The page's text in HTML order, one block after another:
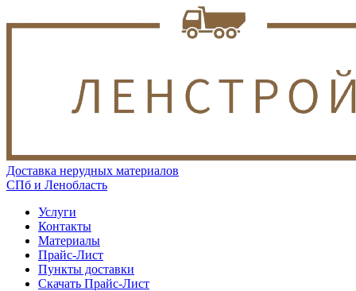
Доставка нерудных материалов
СПб и Ленобласть
Услуги
Контакты
Материалы
Прайс-Лист
Пункты доставки
Скачать Прайс-Лист